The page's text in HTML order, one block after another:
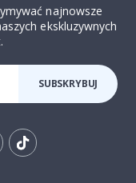
najnowsze
ekskluzywnych
SUBSKRYBUJ